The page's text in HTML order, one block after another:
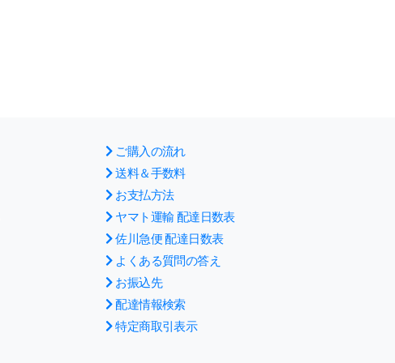
ご購入の流れ
送料＆手数料
お支払方法
ヤマト運輸 配達日数表
佐川急便 配達日数表
よくある質問の答え
お振込先
配達情報検索
特定商取引表示